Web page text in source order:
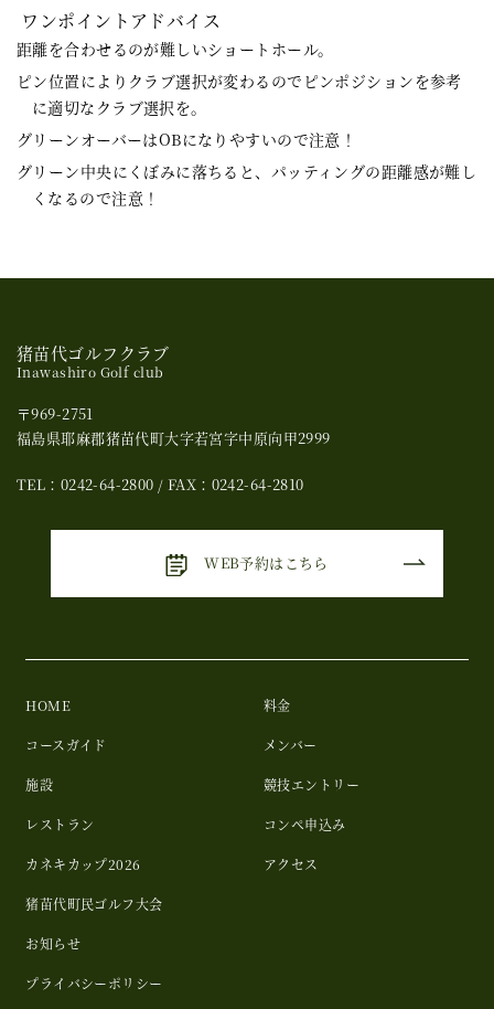
ワンポイントアドバイス
距離を合わせるのが難しいショートホール。
ピン位置によりクラブ選択が変わるのでピンポジションを参考
に適切なクラブ選択を。
グリーンオーバーはOBになりやすいので注意！
グリーン中央にくぼみに落ちると、パッティングの距離感が難し
くなるので注意！
猪苗代ゴルフクラブ
Inawashiro Golf club
〒969-2751
福島県耶麻郡猪苗代町大字若宮字中原向甲2999
TEL：0242-64-2800 / FAX：0242-64-2810
WEB予約はこちら
HOME
コースガイド
施設
レストラン
カネキカップ2026
猪苗代町民ゴルフ大会
料金
メンバー
競技エントリー
コンペ申込み
アクセス
お知らせ
プライバシーポリシー